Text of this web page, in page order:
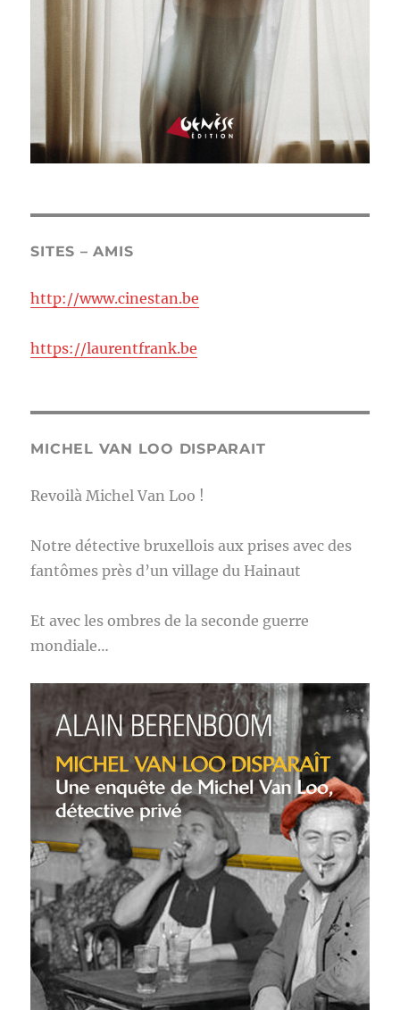
SITES – AMIS
http://www.cinestan.be
https://laurentfrank.be
MICHEL VAN LOO DISPARAIT
Revoilà Michel Van Loo !
Notre détective bruxellois aux prises avec des
fantômes près d’un village du Hainaut
Et avec les ombres de la seconde guerre
mondiale…